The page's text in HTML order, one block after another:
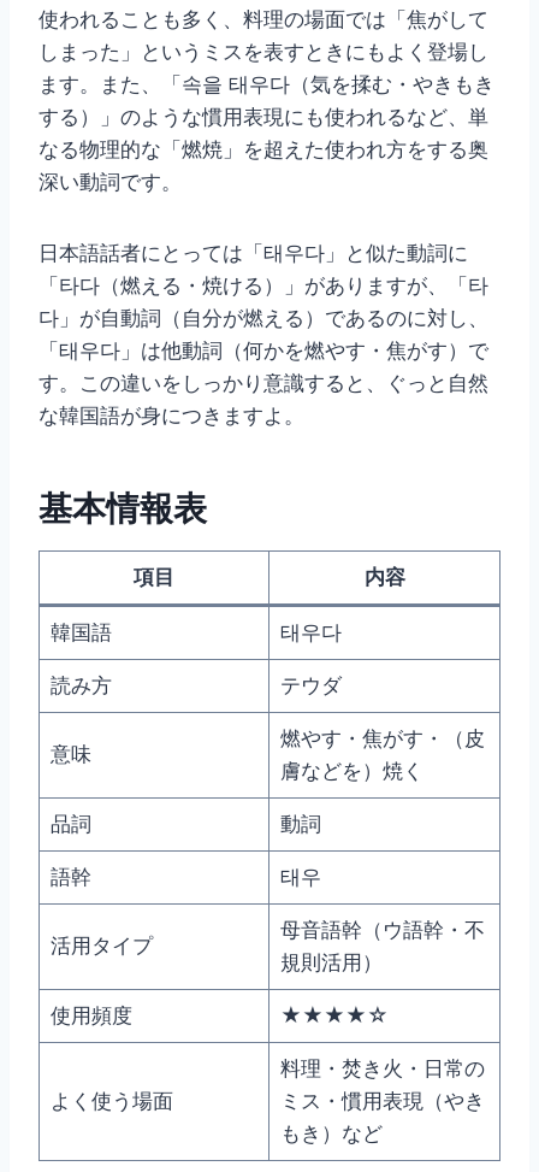
使われることも多く、料理の場面では「焦がして
しまった」というミスを表すときにもよく登場し
ます。また、「속을 태우다（気を揉む・やきもき
する）」のような慣用表現にも使われるなど、単
なる物理的な「燃焼」を超えた使われ方をする奥
深い動詞です。
日本語話者にとっては「태우다」と似た動詞に
「타다（燃える・焼ける）」がありますが、「타
다」が自動詞（自分が燃える）であるのに対し、
「태우다」は他動詞（何かを燃やす・焦がす）で
す。この違いをしっかり意識すると、ぐっと自然
な韓国語が身につきますよ。
基本情報表
項目 内容
韓国語 태우다
読み方 テウダ
意味
燃やす・焦がす・（皮
膚などを）焼く
品詞 動詞
語幹 태우
活用タイプ
母音語幹（ウ語幹・不
規則活用）
使用頻度 ★★★★☆
よく使う場面
料理・焚き火・日常の
ミス・慣用表現（やき
もき）など